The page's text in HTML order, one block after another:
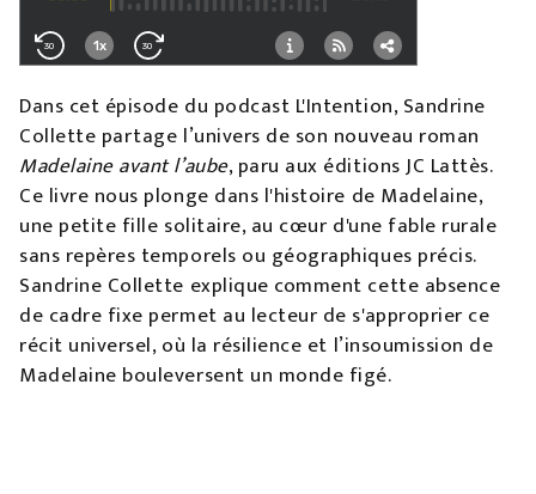
Dans cet épisode du podcast L'Intention, Sandrine
Collette partage l’univers de son nouveau roman
Madelaine avant l’aube, paru aux éditions JC Lattès.
Ce livre nous plonge dans l'histoire de Madelaine,
une petite fille solitaire, au cœur d'une fable rurale
sans repères temporels ou géographiques précis.
Sandrine Collette explique comment cette absence
de cadre fixe permet au lecteur de s'approprier ce
récit universel, où la résilience et l’insoumission de
Madelaine bouleversent un monde figé.